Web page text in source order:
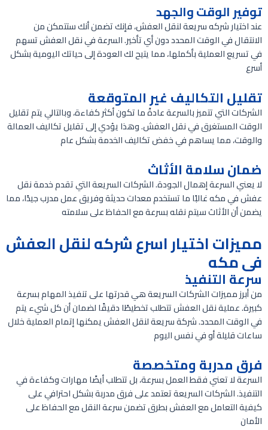
توفير الوقت والجهد
عند اختيار شركه سريعة لنقل العفش، فإنك تضمن أنك ستتمكن من
الانتقال في الوقت المحدد دون أي تأخير. السرعة في نقل العفش تسهم
في تسريع العملية بأكملها، مما يتيح لك العودة إلى حياتك اليومية بشكل
أسرع
تقليل التكاليف غير المتوقعة
الشركات التي تتميز بالسرعة عادةً ما تكون أكثر كفاءة، وبالتالي يتم تقليل
الوقت المستغرق في نقل العفش. وهذا يؤدي إلى تقليل تكاليف العمالة
والوقت، مما يساهم في خفض تكاليف الخدمة بشكل عام
ضمان سلامة الأثاث
لا يعني السرعة إهمال الجودة. الشركات السريعة التي تقدم خدمة نقل
عفش في مكه غالبًا ما تستخدم معدات حديثة وفريق عمل مدرب جيدًا، مما
يضمن أن الأثاث سيتم نقله بسرعة مع الحفاظ على سلامته
مميزات اختيار اسرع شركه لنقل العفش
فى مكه
سرعة التنفيذ
من أبرز مميزات الشركات السريعة هي قدرتها على تنفيذ المهام بسرعة
كبيرة. عملية نقل العفش تتطلب تخطيطًا دقيقًا لضمان أن كل شيء يتم
في الوقت المحدد. شركة سريعة لنقل العفش يمكنها إتمام العملية خلال
ساعات قليلة أو في نفس اليوم
فرق مدربة ومتخصصة
السرعة لا تعني فقط العمل بسرعة، بل تتطلب أيضًا مهارات وكفاءة في
التنفيذ. الشركات السريعة تعتمد على فرق مدربة بشكل احترافي على
كيفية التعامل مع العفش بطرق تضمن سرعة النقل مع الحفاظ على
الأمان